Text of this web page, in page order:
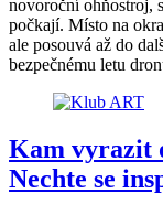
novoroční ohňostroj,
počkají. Místo na
ale posouvá až do
bezpečnému letu
Kam vyrazit
Nechte se